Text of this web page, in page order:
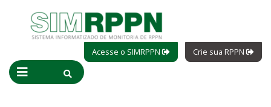
Acesse o SIMRPPN Crie sua RPPN